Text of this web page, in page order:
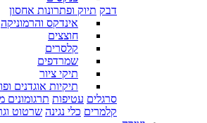
דבק תיוק ופתרונות אחסון
אינדקס והרמוניקה
חוצצים
קלסרים
שמרדפים
תיקי ציור
תיקיות אוגדנים
סרגלים עטיפות תרגומונים
קלמרים כלי נגינה שרטוט